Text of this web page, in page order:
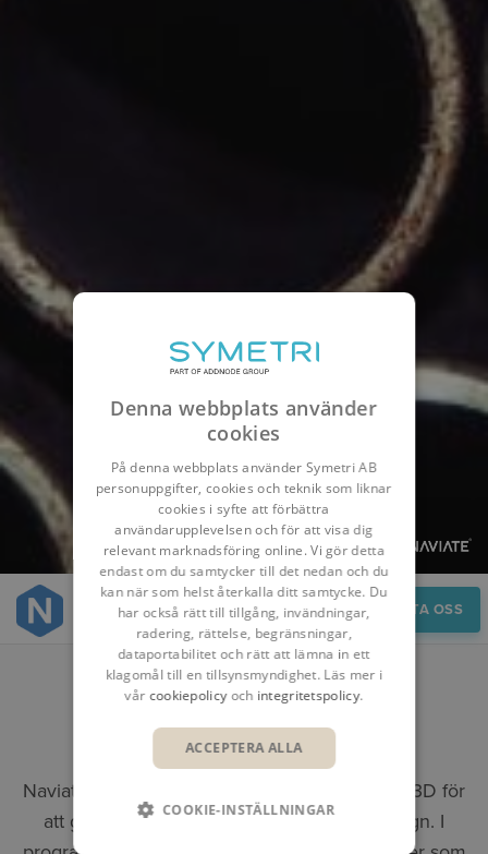
Översikt KONTAKTA OSS
NAVIATE PIPE
Naviate Pipe kombineras med Autodesk Civil 3D för
att ge en effektiv och dynamisk projektdesign. I
Denna webbplats använder
cookies
På denna webbplats använder Symetri AB
personuppgifter, cookies och teknik som liknar
cookies i syfte att förbättra
användarupplevelsen och för att visa dig
relevant marknadsföring online. Vi gör detta
endast om du samtycker till det nedan och du
kan när som helst återkalla ditt samtycke. Du
har också rätt till tillgång, invändningar,
radering, rättelse, begränsningar,
dataportabilitet och rätt att lämna in ett
klagomål till en tillsynsmyndighet. Läs mer i
vår cookiepolicyoch integritetspolicy.
ACCEPTERA ALLA
COOKIE-INSTÄLLNINGAR